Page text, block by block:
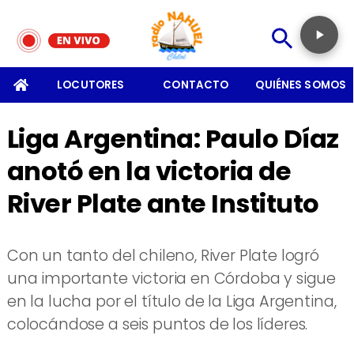
LOCUTORES CONTACTO QUIÉNES SOMOS
Liga Argentina: Paulo Díaz
anotó en la victoria de
River Plate ante Instituto
​Con un tanto del chileno, River Plate logró
una importante victoria en Córdoba y sigue
en la lucha por el título de la Liga Argentina,
colocándose a seis puntos de los líderes.